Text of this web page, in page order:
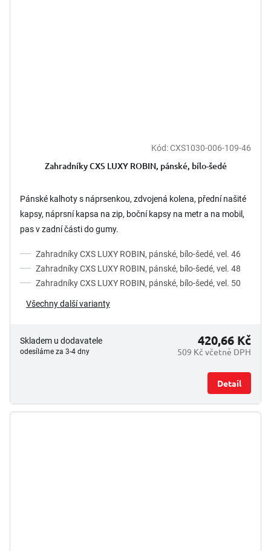
Kód:CXS1030-006-109-46
Zahradníky CXS LUXY ROBIN, pánské, bílo-šedé
Pánské kalhoty s náprsenkou, zdvojená kolena, přední našité
kapsy, náprsní kapsa na zip, boční kapsy na metr a na mobil,
pas v zadní části do gumy.
Zahradníky CXS LUXY ROBIN, pánské, bílo-šedé, vel. 46
Zahradníky CXS LUXY ROBIN, pánské, bílo-šedé, vel. 48
Zahradníky CXS LUXY ROBIN, pánské, bílo-šedé, vel. 50
Všechny další varianty
Skladem u dodavatele
odesíláme za 3-4 dny 509 Kč včetně DPH
420,66 Kč
Detail